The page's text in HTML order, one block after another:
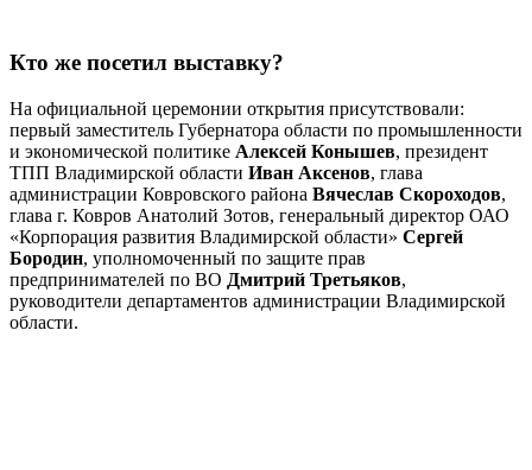
Кто же посетил выставку?
На официальной церемонии открытия присутствовали:
первый заместитель Губернатора области по промышленности
и экономической политике Алексей Конышев, президент
ТПП Владимирской области Иван Аксенов, глава
администрации Ковровского района Вячеслав Скороходов,
глава г. Ковров Анатолий Зотов, генеральный директор ОАО
«Корпорация развития Владимирской области» Сергей
Бородин, уполномоченный по защите прав
предпринимателей по ВО Дмитрий Третьяков,
руководители департаментов администрации Владимирской
области.